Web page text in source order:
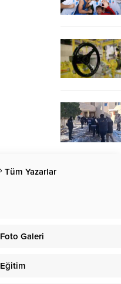
Tüm Yazarlar
Foto Galeri
Eğitim